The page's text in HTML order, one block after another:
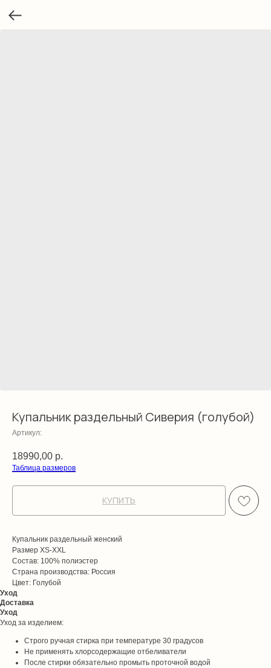
Купальник раздельный Сиверия (голубой)
Артикул:
18990,00 р.
Таблица размеров
КУПИТЬ
Купальник раздельный женский
Размер XS-XXL
Состав: 100% полиэстер
Страна производства: Россия
Цвет: Голубой
Уход
Доставка
Уход
Уход за изделием:
Строго ручная стирка при температуре 30 градусов
Не применять хлорсодержащие отбеливатели
После стирки обязательно промыть проточной водой